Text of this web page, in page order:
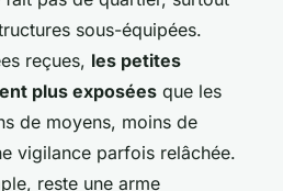
sous-équipées.
reçues, les petites
plus exposées que les
de moyens, moins de
vigilance parfois relâchée.
reste une arme